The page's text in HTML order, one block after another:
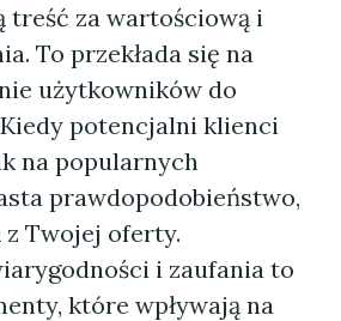
treść za wartościową i
To przekłada się na
użytkowników do
potencjalni klienci
na popularnych
prawdopodobieństwo,
Twojej oferty.
i zaufania to
które wpływają na